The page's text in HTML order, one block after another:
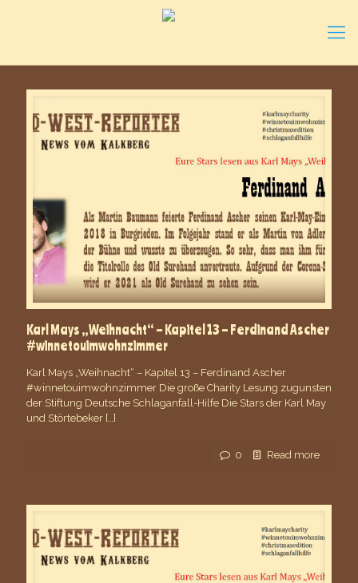
Karl Mays „Weihnacht“ – Kapitel 13 – Ferdinand Ascher
#winnetouimwohnzimmer
Karl Mays „Weihnacht“ – Kapitel 13 – Ferdinand Ascher
#winnetouimwohnzimmer Die große Charity Lesung zugunsten
der Stiftung Deutsche Schlaganfall-Hilfe Die Stars der Karl May
und Störtebeker […]
0 Read more